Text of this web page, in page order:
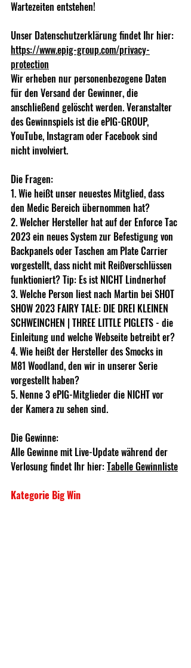
Wartezeiten entstehen!
Unser Datenschutzerklärung findet Ihr hier:
https://www.epig-group.com/privacy-
protection
Wir erheben nur personenbezogene Daten
für den Versand der Gewinner, die
anschließend gelöscht werden. Veranstalter
des Gewinnspiels ist die ePIG-GROUP,
YouTube, Instagram oder Facebook sind
nicht involviert.
Die Fragen:
1. Wie heißt unser neuestes Mitglied, dass
den Medic Bereich übernommen hat?
2. Welcher Hersteller hat auf der Enforce Tac
2023 ein neues System zur Befestigung von
Backpanels oder Taschen am Plate Carrier
vorgestellt, dass nicht mit Reißverschlüssen
funktioniert? Tip: Es ist NICHT Lindnerhof
3. Welche Person liest nach Martin bei SHOT
SHOW 2023 FAIRY TALE: DIE DREI KLEINEN
SCHWEINCHEN | THREE LITTLE PIGLETS - die
Einleitung und welche Webseite betreibt er?
4. Wie heißt der Hersteller des Smocks in
M81 Woodland, den wir in unserer Serie
vorgestellt haben?
5. Nenne 3 ePIG-Mitglieder die NICHT vor
der Kamera zu sehen sind.
Die Gewinne:
Alle Gewinne mit Live-Update während der
Verlosung findet Ihr hier: Tabelle Gewinnliste
Kategorie Big Win